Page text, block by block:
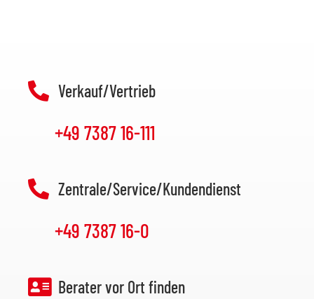
Verkauf/Vertrieb
+49 7387 16-111
Zentrale/Service/Kundendienst
+49 7387 16-0
Berater vor Ort finden